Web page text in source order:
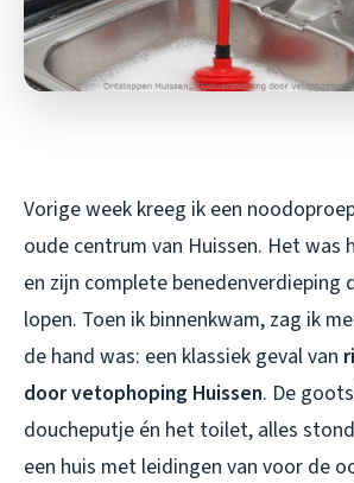
Vorige week kreeg ik een
oude centrum van Huissen. Het was
en zijn complete benedenverdieping
lopen. Toen ik binnenkwam, zag ik
de hand was: een klassiek geval van
door vetophoping Huissen. De
doucheputje én het toilet, alles
een huis met leidingen van voor de